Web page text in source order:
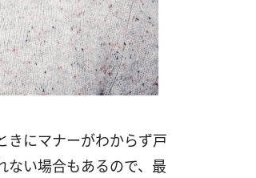
きにマナーがわからず戸
ない場合もあるので、最